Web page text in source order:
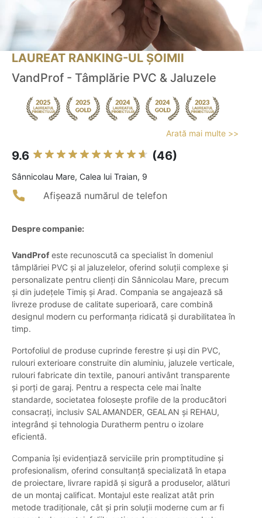
LAUREAT RANKING-UL ȘOIMII
VandProf - Tâmplărie PVC & Jaluzele
Arată mai multe >>
9.6 (46)
Sânnicolau Mare, Calea lui Traian, 9
Afișează numărul de telefon
Despre companie:
VandProf este recunoscută ca specialist în domeniul
tâmplăriei PVC și al jaluzelelor, oferind soluții complexe și
personalizate pentru clienți din Sânnicolau Mare, precum
și din județele Timiș și Arad. Compania se angajează să
livreze produse de calitate superioară, care combină
designul modern cu performanța ridicată și durabilitatea în
timp.
Portofoliul de produse cuprinde ferestre și uși din PVC,
rulouri exterioare construite din aluminiu, jaluzele verticale,
rulouri fabricate din textile, panouri antivânt transparente
și porți de garaj. Pentru a respecta cele mai înalte
standarde, societatea folosește profile de la producători
consacrați, inclusiv SALAMANDER, GEALAN și REHAU,
integrând și tehnologia Duratherm pentru o izolare
eficientă.
Compania își evidențiază serviciile prin promptitudine și
profesionalism, oferind consultanță specializată în etapa
de proiectare, livrare rapidă și sigură a produselor, alături
de un montaj calificat. Montajul este realizat atât prin
metode tradiționale, cât și prin soluții moderne cum ar fi